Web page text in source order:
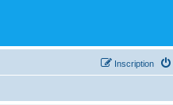
Inscription